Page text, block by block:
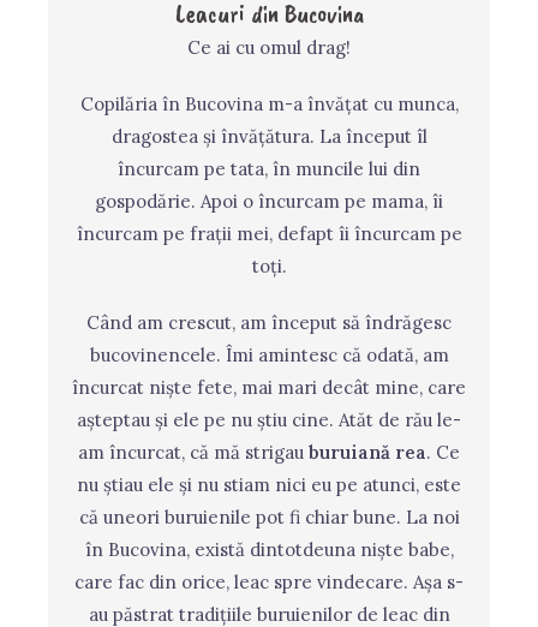
Leacuri din Bucovina
Ce ai cu omul drag!
Copilăria în Bucovina m-a învățat cu munca,
dragostea și învățătura. La început îl
încurcam pe tata, în muncile lui din
gospodărie. Apoi o încurcam pe mama, îi
încurcam pe frații mei, defapt îi încurcam pe
toți.
Când am crescut, am început să îndrăgesc
bucovinencele. Îmi amintesc că odată, am
încurcat niște fete, mai mari decât mine, care
așteptau și ele pe nu știu cine. Atăt de rău le-
am încurcat, că mă strigau buruiană rea. Ce
nu știau ele și nu stiam nici eu pe atunci, este
că uneori buruienile pot fi chiar bune. La noi
în Bucovina, există dintotdeuna niște babe,
care fac din orice, leac spre vindecare. Așa s-
au păstrat tradițiile buruienilor de leac din